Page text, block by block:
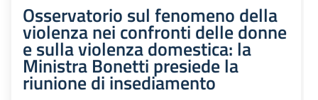
Osservatorio sul fenomeno della
violenza nei confronti delle donne
e sulla violenza domestica: la
Ministra Bonetti presiede la
riunione di insediamento